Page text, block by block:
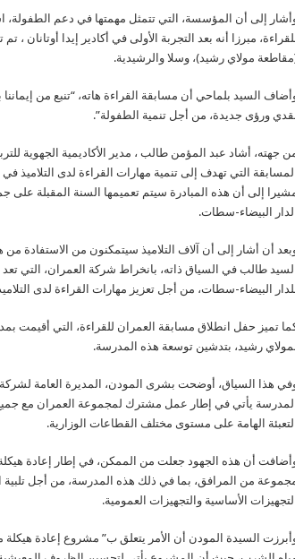
مبرزا أنه بعد التجربة الأولى في أكادير إيدا أوتانان
مولاي رشيد)، وسلا والرشيدية.
السيد بلماحي أن مسابقة القراءة هاته، “تنبع من
ورؤى جديدة، من أجل تنمية الطفولة”.
جهته، أشاد عبد المؤمن طالب ، مدير الأكاديمية الجهوية
المسابقة التي تهدف إلى تنمية مهارات القراءة لدى التلاميذ
إلى أن هذه المبادرة سيتم تعميمها السنة المقبلة على
الدار البيضاء-سطات.
أن أشار إلى أن آلاف التلاميذ سيتمكنون من الاستفادة
السيد طالب في السياق ذاته، بانخراط شركة العمران، التي
البيضاء-سطات، من أجل تعزيز مهارات القراءة لدى
تميز حفل انطلاق مسابقة العمران للقراءة، التي أقيمت
رشيد، بتدشين توسعة هذه المدرسة.
هذا السياق، أوضحت بشرى المودن، المديرة العامة
المدرسة يأتي في إطار عمل مشترك لمجموعة العمران مع
التعبئة الهامة على مستوى مختلف القطاعات الوزارية.
أن هذه الجهود جعلت من الممكن، في إطار إعادة هيكلة
من المرافق، بما في ذلك هذه المدرسة، من أجل
التجهيزات الأساسية والتجهيزات العمومية.
السيدة المودن أن الأمر يتعلق ب” مشروع إعادة